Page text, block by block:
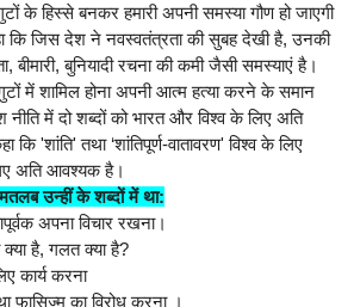
हिस्से बनकर हमारी अपनी समस्या गौण हो जाएगी
जिस देश ने नवस्वतंत्रता की सुबह देखी है, उनकी
बीमारी, बुनियादी रचना की कमी जैसी समस्याएं है।
में शामिल होना अपनी आत्म हत्या करने के समान
में दो शब्दों को भारत और विश्व के लिए अति
'शांति' तथा ‘शांतिपूर्ण-वातावरण' विश्व के लिए
अति आवश्यक है।
उन्हीं के शब्दों में था:
अपना विचार रखना।
है, गलत क्या है?
कार्य करना
फासिज्म का विरोध करना ।